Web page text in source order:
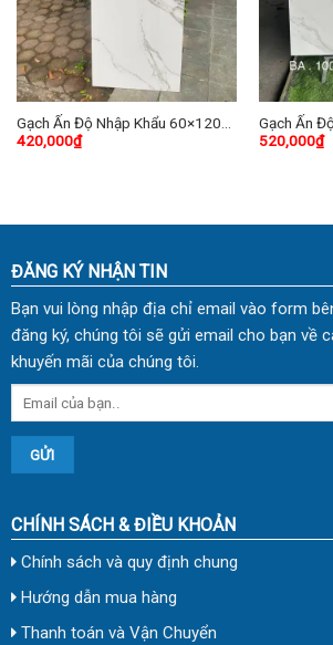
Gạch Ấn Độ Nhập Khẩu 60×120
(cm) TDVH-03
420,000₫
Gạch Ấn
(cm) TDBA-
520,000₫
ĐĂNG KÝ NHẬN TIN
Bạn vui lòng nhập địa chỉ email vào form
đăng ký, chúng tôi sẽ gửi email cho bạn về
khuyến mãi của chúng tôi.
CHÍNH SÁCH & ĐIỀU KHOẢN
Chính sách và quy định chung
Hướng dẫn mua hàng
Thanh toán và Vận Chuyển